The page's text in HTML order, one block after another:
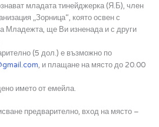
младата тинейджерка (Я.Б), член
„Зорница“, която освен с
Младежта, ще Ви изненада и с други
(5 дол.) е възможно по
, и плащане на място до 20.00
името от емейла.
предварително, вход на място –